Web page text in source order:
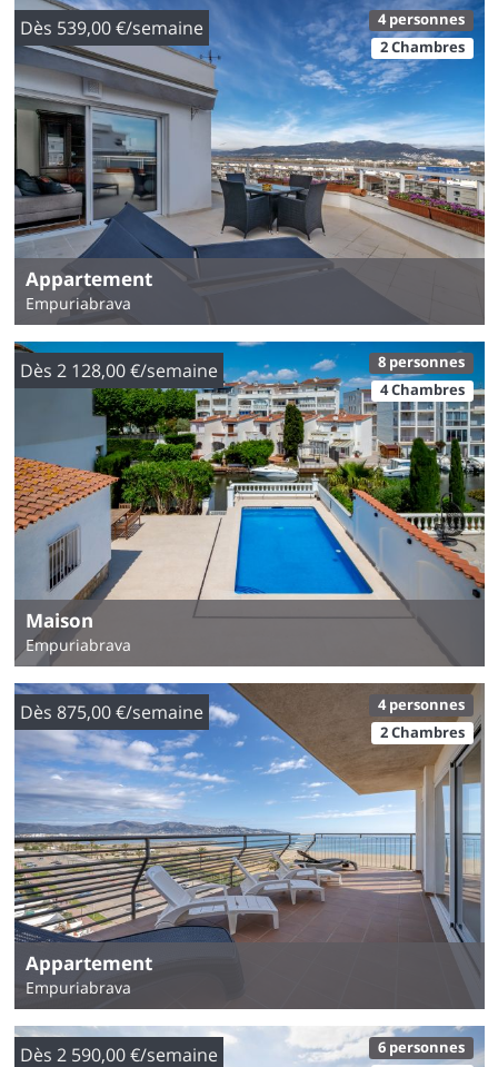
Dès 539,00 €/semaine
4 personnes
2 Chambres
Appartement
Empuriabrava
Dès 2 128,00 €/semaine
8 personnes
4 Chambres
Maison
Empuriabrava
Dès 875,00 €/semaine
4 personnes
2 Chambres
Appartement
Empuriabrava
Dès 2 590,00 €/semaine
6 personnes